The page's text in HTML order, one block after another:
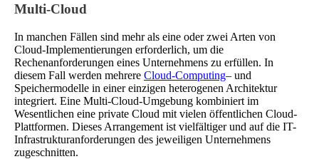
Multi-Cloud
In manchen Fällen sind mehr als eine oder zwei Arten von
Cloud-Implementierungen erforderlich, um die
Rechenanforderungen eines Unternehmens zu erfüllen. In
diesem Fall werden mehrere Cloud-Computing– und
Speichermodelle in einer einzigen heterogenen Architektur
integriert. Eine Multi-Cloud-Umgebung kombiniert im
Wesentlichen eine private Cloud mit vielen öffentlichen Cloud-
Plattformen. Dieses Arrangement ist vielfältiger und auf die IT-
Infrastrukturanforderungen des jeweiligen Unternehmens
zugeschnitten.